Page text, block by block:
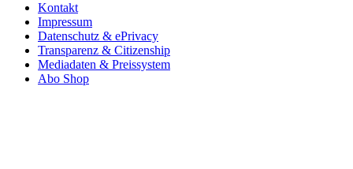
Kontakt
Impressum
Datenschutz & ePrivacy
Transparenz & Citizenship
Mediadaten & Preissystem
Abo Shop